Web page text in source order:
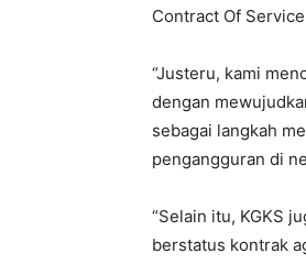
Contract Of
“Justeru, kami
dengan
sebagai langkah
pengangguran di
“Selain itu, KGKS
berstatus kontrak